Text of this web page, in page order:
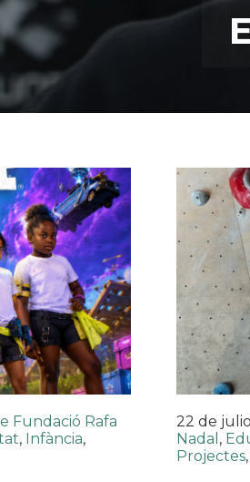
Fundació Rafa
, Infància,
22 de
Nadal ,
Projectes,